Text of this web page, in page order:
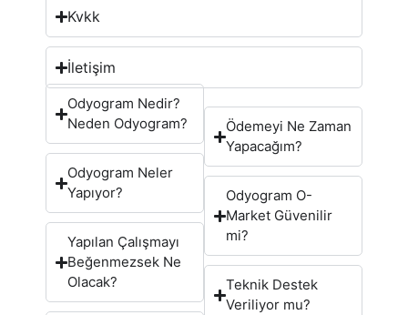
Kvkk
İletişim
Odyogram Nedir?
Neden Odyogram?
Odyogram Neler
Yapıyor?
Yapılan Çalışmayı
Beğenmezsek Ne
Olacak?
Ödemeyi Ne Zaman
Yapacağım?
Odyogram O-
Market Güvenilir
mi?
Teknik Destek
Veriliyor mu?